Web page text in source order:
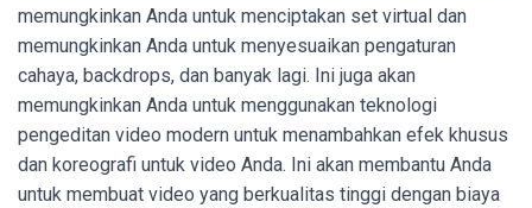
memungkinkan Anda untuk menciptakan set virtual dan
memungkinkan Anda untuk menyesuaikan pengaturan
cahaya, backdrops, dan banyak lagi. Ini juga akan
memungkinkan Anda untuk menggunakan teknologi
pengeditan video modern untuk menambahkan efek khusus
dan koreografi untuk video Anda. Ini akan membantu Anda
untuk membuat video yang berkualitas tinggi dengan biaya